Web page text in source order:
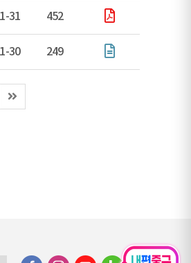
31 452
30 249
마
지